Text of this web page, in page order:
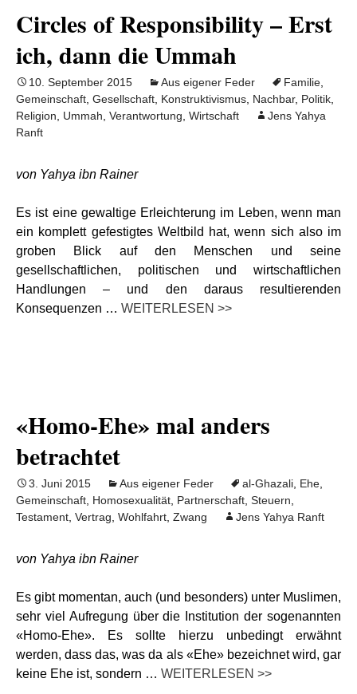
Circles of Responsibility – Erst
ich, dann die Ummah
10. September 2015 Aus eigener Feder Familie
Gemeinschaft Gesellschaft Konstruktivismus Nachbar, Politik
Religion
Ummah Verantwortung Wirtschaft
Jens Yahya
Ranft
von Yahya ibn Rainer
Es ist eine gewaltige Erleichterung im Leben, wenn man
ein komplett gefestigtes Weltbild hat, wenn sich also im
groben Blick auf den Menschen und seine
gesellschaftlichen, politischen und wirtschaftlichen
Handlungen – und den daraus resultierenden
Konsequenzen … WEITERLESEN >>
«Homo-Ehe» mal anders
betrachtet
3. Juni 2015 Aus eigener Feder al-Ghazali Ehe
Gemeinschaft Homosexualität Partnerschaft Steuern
Testament Vertrag Wohlfahrt Zwang Jens Yahya Ranft
von Yahya ibn Rainer
Es gibt momentan, auch (und besonders) unter Muslimen,
sehr viel Aufregung über die Institution der sogenannten
«Homo-Ehe». Es sollte hierzu unbedingt erwähnt
werden, dass das, was da als «Ehe» bezeichnet wird, gar
keine Ehe ist, sondern … WEITERLESEN >>